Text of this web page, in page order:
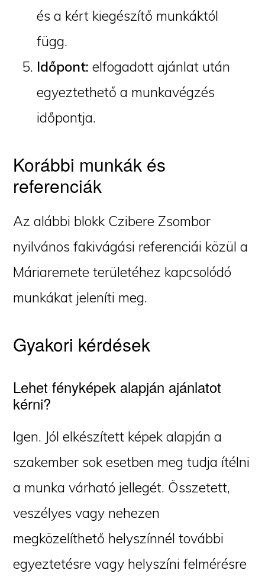
és a kért kiegészítő munkáktól
függ.
Időpont: elfogadott ajánlat után
egyeztethető a munkavégzés
időpontja.
Korábbi munkák és
referenciák
Az alábbi blokk Czibere Zsombor
nyilvános fakivágási referenciái közül a
Máriaremete területéhez kapcsolódó
munkákat jeleníti meg.
Gyakori kérdések
Lehet fényképek alapján ajánlatot
kérni?
Igen. Jól elkészített képek alapján a
szakember sok esetben meg tudja ítélni
a munka várható jellegét. Összetett,
veszélyes vagy nehezen
megközelíthető helyszínnél további
egyeztetésre vagy helyszíni felmérésre